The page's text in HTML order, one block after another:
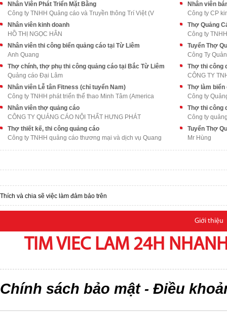
Nhân Viên Phát Triển Mặt Bằng
Công ty TNHH Quảng cáo và Truyền thông Trí Việt (V
Nhân viên
Công ty CP
Nhân viên kinh doanh
HỒ THỊ NGỌC HÂN
Thợ Quảng
Công ty
Nhân viên thi công biển quảng cáo tại Từ Liêm
Anh Quang
Tuyển Thợ
Công Ty
Thợ chính, thợ phụ thi công quảng cáo tại Bắc Từ Liêm
Quảng cáo Đại Lâm
Thợ thi công
Nhân viên Lễ tân Fitness (chỉ tuyển Nam)
Công ty TNHH phát triển thể thao Minh Tâm (America
Công ty
Nhân viên thợ quảng cáo
CÔNG TY QUẢNG CÁO NỘI THẤT HƯNG PHÁT
Thợ thi công
Công ty
Thợ thiết kế, thi công quảng cáo
Công ty TNHH quảng cáo thương mại và dịch vụ Quang
Tuyển Thợ
Mr Hùng
Thích và chia sẽ việc làm đảm bảo trên
Giới thiệu
TIM VIEC LAM 24H
Chính sách bảo mật- Điều